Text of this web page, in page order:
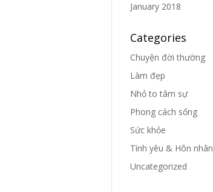
January 2018
Categories
Chuyện đời thường
Làm đẹp
Nhỏ to tâm sự
Phong cách sống
Sức khỏe
Tình yêu & Hôn nhân
Uncategorized